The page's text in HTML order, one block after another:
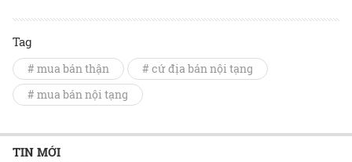
Tag
# mua bán thận
# cứ địa bán nội tạng
# mua bán nội tạng
TIN MỚI